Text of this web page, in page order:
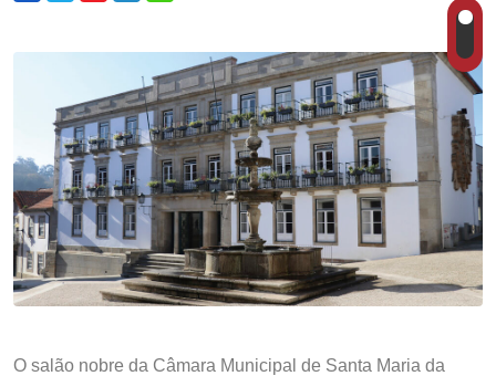
O salão nobre da Câmara Municipal de Santa Maria da